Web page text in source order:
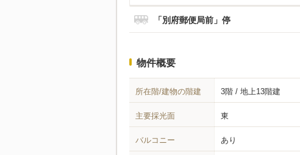
「別府郵便局前」停
物件概要
所在階/建物の階建 3階 / 地上13階建
主要採光面 東
バルコニー あり